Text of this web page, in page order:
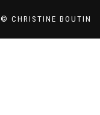
© CHRISTINE BOUTIN